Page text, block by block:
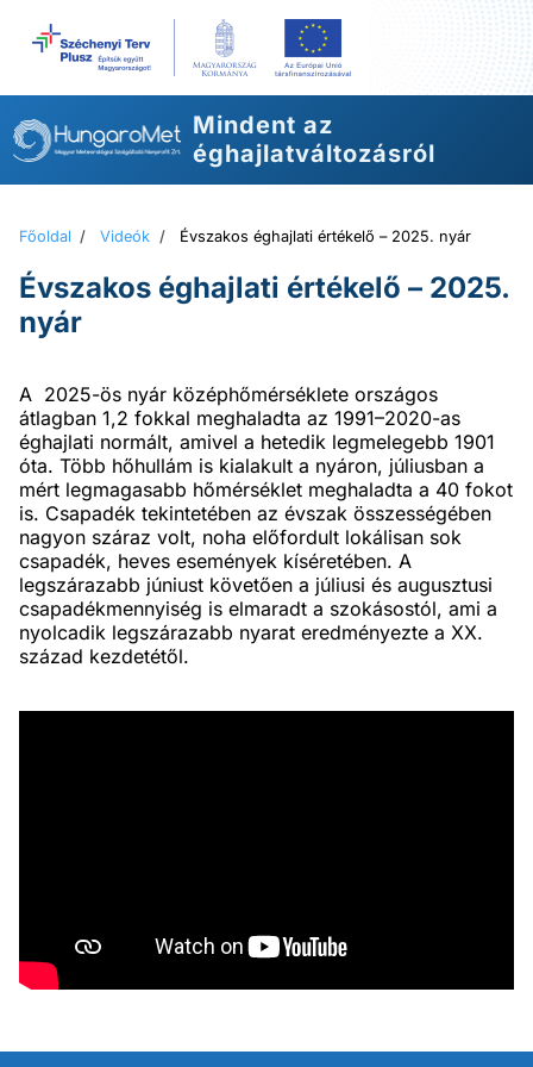
tartalomhoz
Mindent az
éghajlatváltozásról
Főoldal / Videók / Évszakos éghajlati értékelő – 2025. nyár
Évszakos éghajlati értékelő – 2025.
nyár
A 2025-ös nyár középhőmérséklete országos
átlagban 1,2 fokkal meghaladta az 1991–2020-as
éghajlati normált, amivel a hetedik legmelegebb 1901
óta. Több hőhullám is kialakult a nyáron, júliusban a
mért legmagasabb hőmérséklet meghaladta a 40 fokot
is. Csapadék tekintetében az évszak összességében
nagyon száraz volt, noha előfordult lokálisan sok
csapadék, heves események kíséretében. A
legszárazabb júniust követően a júliusi és augusztusi
csapadékmennyiség is elmaradt a szokásostól, ami a
nyolcadik legszárazabb nyarat eredményezte a XX.
század kezdetétől.